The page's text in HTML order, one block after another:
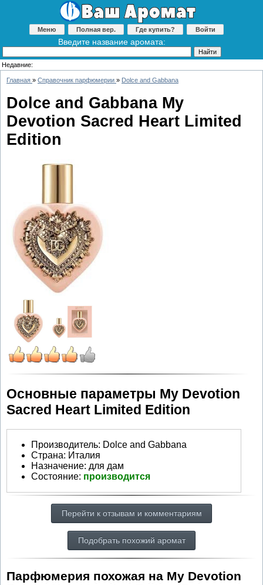
Меню Полная вер. Где купить? Войти
Введите название аромата:
Недавние:
Главная » Справочник парфюмерии » Dolce and Gabbana
Dolce and Gabbana My
Devotion Sacred Heart Limited
Edition
Основные параметры My Devotion
Sacred Heart Limited Edition
Производитель: Dolce and Gabbana
Страна: Италия
Назначение: для дам
Состояние: производится
Перейти к отзывам и комментариям
Подобрать похожий аромат
Парфюмерия похожая на My Devotion